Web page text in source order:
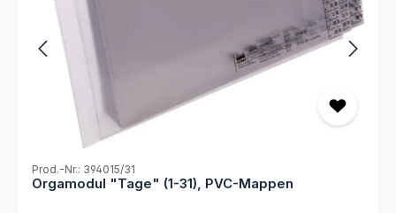
Prod.-Nr.: 394015/31
Orgamodul "Tage" (1-31), PVC-Mappen